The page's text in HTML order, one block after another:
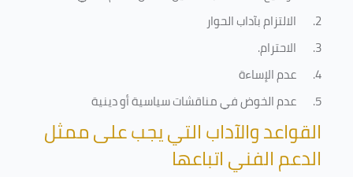
2.
الالتزام بآداب الحوار
3.
الاحترام.
4.
عدم الإساءة
5.
عدم الخوض في مناقشات سياسية أو دينية
القواعد والآداب التي يجب على ممثل
الدعم الفني اتباعها